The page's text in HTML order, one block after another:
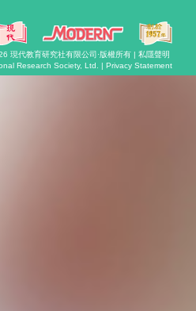
現代教育研究社有限公司 ·版權所有 | 私隱聲明
Research Society, Ltd. | Privacy Statement